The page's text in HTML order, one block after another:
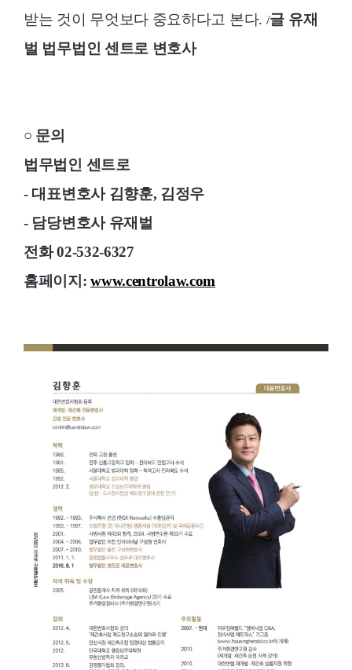
받는 것이 무엇보다 중요하다고 본다. /글 유재
벌 법무법인 센트로 변호사
○ 문의
법무법인 센트로
- 대표변호사 김향훈, 김정우
- 담당변호사 유재벌
전화 02-532-6327
홈페이지:www.centrolaw.com